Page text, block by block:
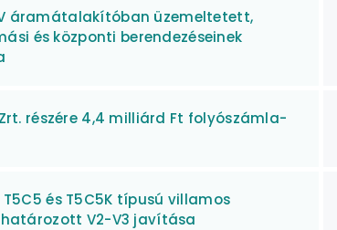
áramátalakítóban üzemeltetett,
és központi berendezéseinek
részére 4,4 milliárd Ft folyószámla-
és T5C5K típusú villamos
V2-V3 javítása